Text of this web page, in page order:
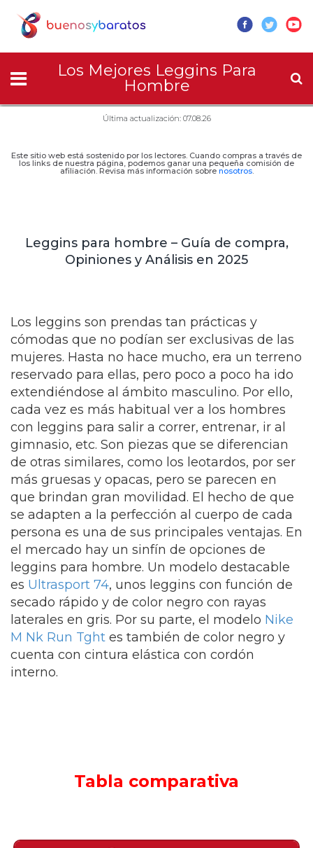
Los Mejores Leggins Para
Hombre
Última actualización: 07.08.26
Este sitio web está sostenido por los lectores. Cuando compras a través de
los links de nuestra página, podemos ganar una pequeña comisión de
afiliación. Revisa más información sobre nosotros.
Leggins para hombre – Guía de compra,
Opiniones y Análisis en 2025
Los leggins son prendas tan prácticas y
cómodas que no podían ser exclusivas de las
mujeres. Hasta no hace mucho, era un terreno
reservado para ellas, pero poco a poco ha ido
extendiéndose al ámbito masculino. Por ello,
cada vez es más habitual ver a los hombres
con leggins para salir a correr, entrenar, ir al
gimnasio, etc. Son piezas que se diferencian
de otras similares, como los leotardos, por ser
más gruesas y opacas, pero se parecen en
que brindan gran movilidad. El hecho de que
se adapten a la perfección al cuerpo de cada
persona es una de sus principales ventajas. En
el mercado hay un sinfín de opciones de
leggins para hombre. Un modelo destacable
es Ultrasport 74, unos leggins con función de
secado rápido y de color negro con rayas
laterales en gris. Por su parte, el modelo Nike
M Nk Run Tght es también de color negro y
cuenta con cintura elástica con cordón
interno.
Tabla comparativa